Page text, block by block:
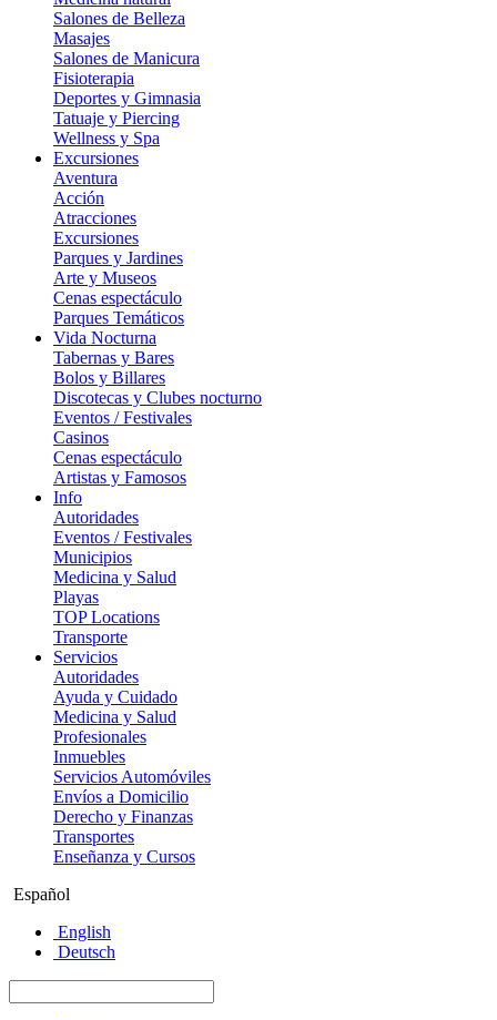
Salones de Belleza
Masajes
Salones de Manicura
Fisioterapia
Deportes y Gimnasia
Tatuaje y Piercing
Wellness y Spa
Excursiones
Aventura
Acción
Atracciones
Excursiones
Parques y Jardines
Arte y Museos
Cenas espectáculo
Parques Temáticos
Vida Nocturna
Tabernas y Bares
Bolos y Billares
Discotecas y Clubes nocturno
Eventos / Festivales
Casinos
Cenas espectáculo
Artistas y Famosos
Info
Autoridades
Eventos / Festivales
Municipios
Medicina y Salud
Playas
TOP Locations
Transporte
Servicios
Autoridades
Ayuda y Cuidado
Medicina y Salud
Profesionales
Inmuebles
Servicios Automóviles
Envíos a Domicilio
Derecho y Finanzas
Transportes
Enseñanza y Cursos
Español
English
Deutsch